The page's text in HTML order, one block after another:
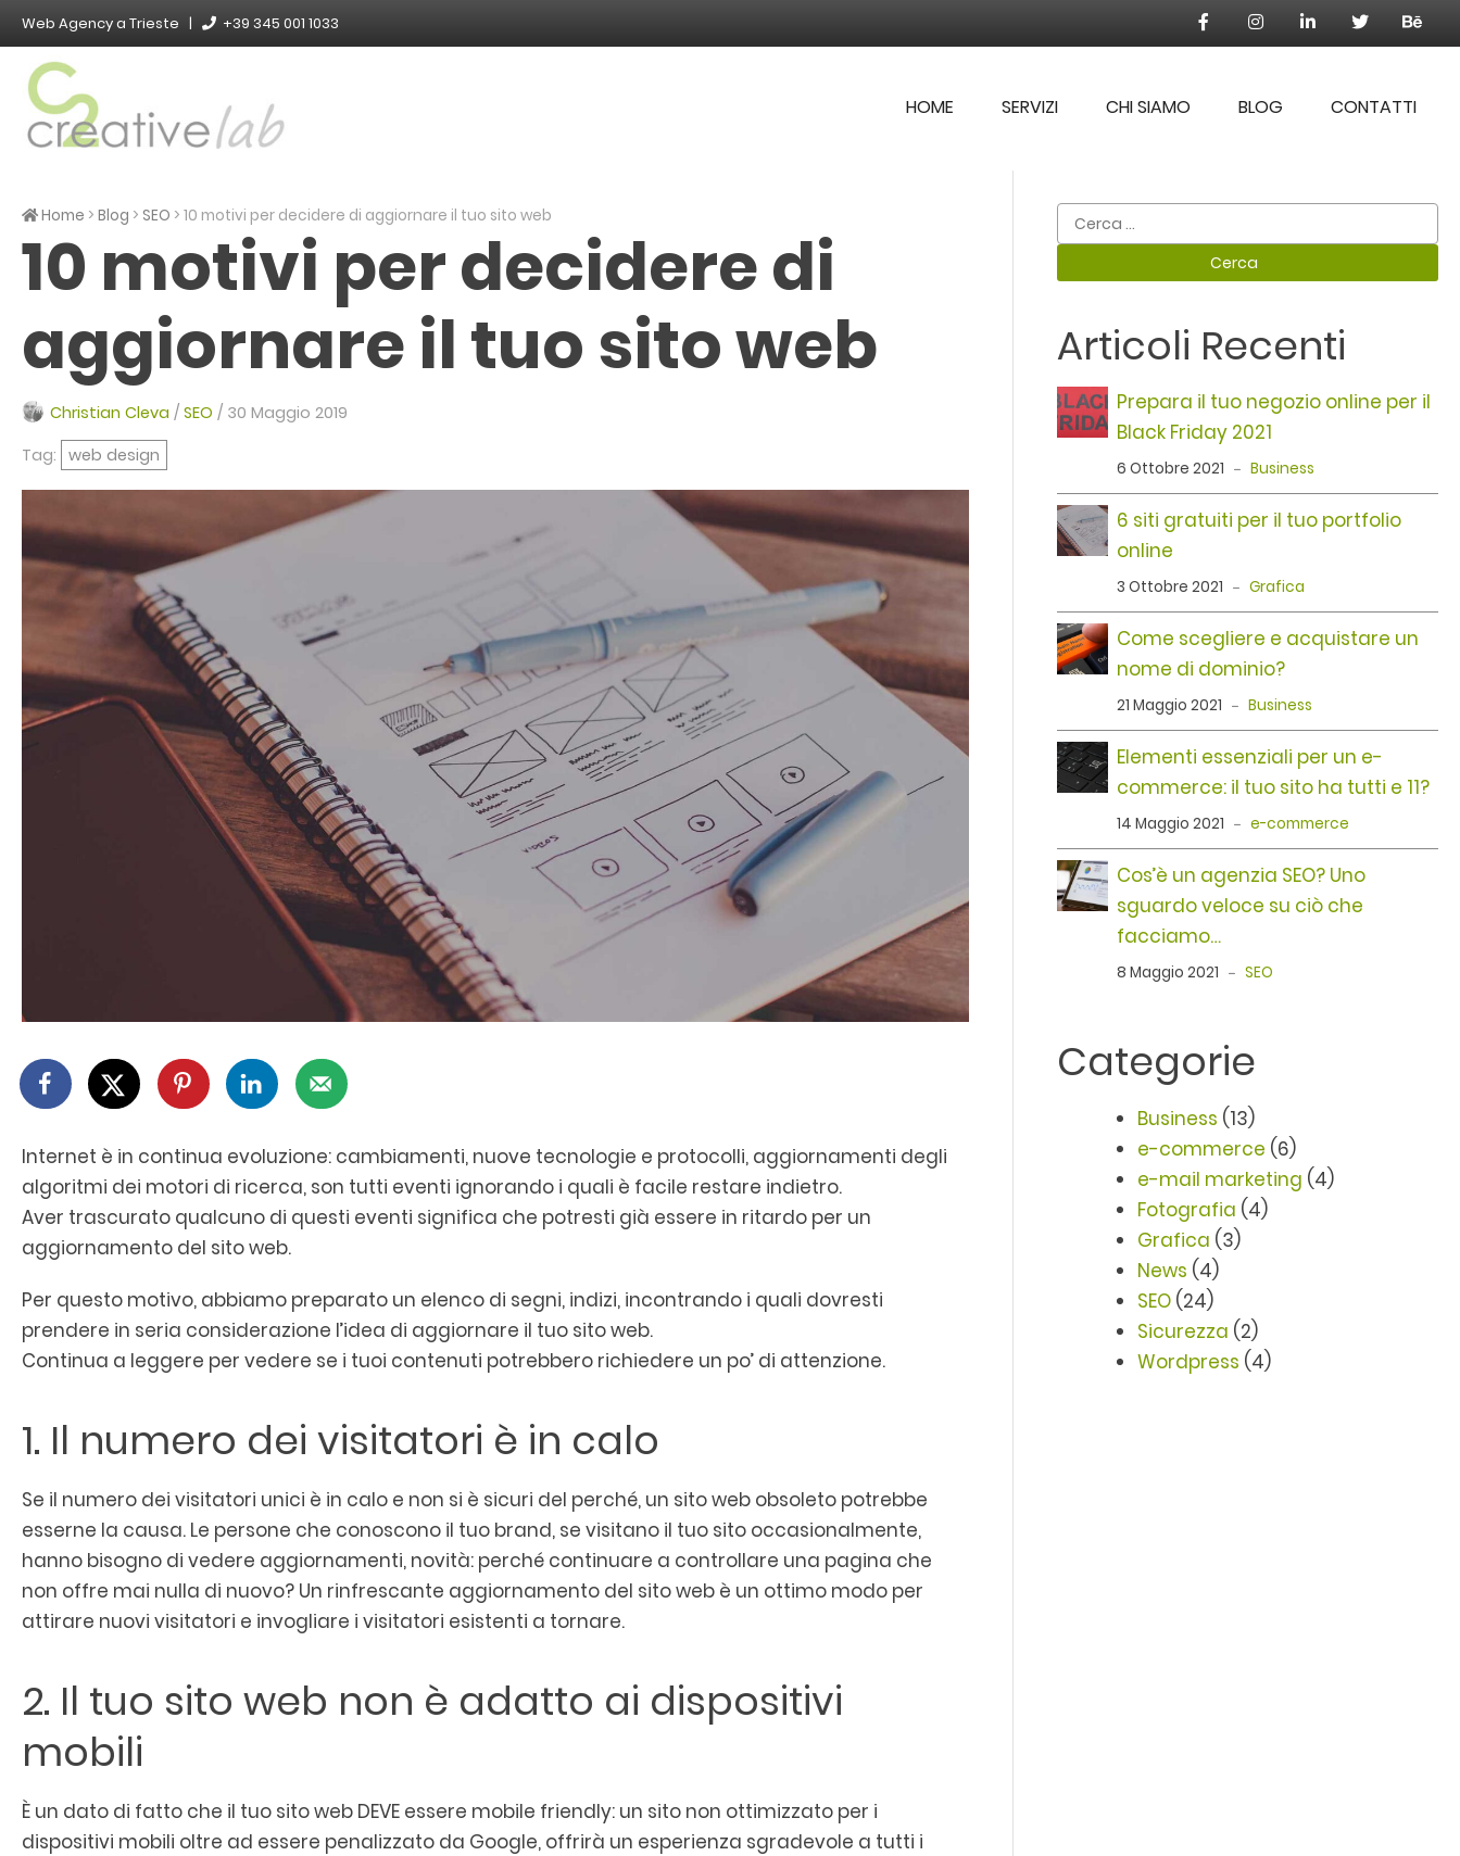
Skip
to
content
Web Agency a Trieste | +39 345 001 1033
C2 Creative Lab
Web Agency di Trieste
HOME SERVIZI CHI SIAMO BLOG CONTATTI
Home > Blog > SEO > 10 motivi per decidere di aggiornare il tuo sito web
10 motivi per decidere di
aggiornare il tuo sito web
Christian Cleva / SEO / 30 Maggio 2019
Tag: web design
Internet è in continua evoluzione: cambiamenti, nuove tecnologie e protocolli, aggiornamenti degli
algoritmi dei motori di ricerca, son tutti eventi ignorando i quali è facile restare indietro.
Aver trascurato qualcuno di questi eventi significa che potresti già essere in ritardo per un
aggiornamento del sito web.
Per questo motivo, abbiamo preparato un elenco di segni, indizi, incontrando i quali dovresti
prendere in seria considerazione l’idea di aggiornare il tuo sito web.
Continua a leggere per vedere se i tuoi contenuti potrebbero richiedere un po’ di attenzione.
1. Il numero dei visitatori è in calo
Se il numero dei visitatori unici è in calo e non si è sicuri del perché, un sito web obsoleto potrebbe
esserne la causa. Le persone che conoscono il tuo brand, se visitano il tuo sito occasionalmente,
hanno bisogno di vedere aggiornamenti, novità: perché continuare a controllare una pagina che
non offre mai nulla di nuovo? Un rinfrescante aggiornamento del sito web è un ottimo modo per
attirare nuovi visitatori e invogliare i visitatori esistenti a tornare.
2. Il tuo sito web non è adatto ai dispositivi
mobili
È un dato di fatto che il tuo sito web DEVE essere mobile friendly: un sito non ottimizzato per i
dispositivi mobili oltre ad essere penalizzato da Google, offrirà un esperienza sgradevole a tutti i
Ricerca
per:
Articoli Recenti
Prepara il tuo negozio online per il
Black Friday 2021
6 Ottobre 2021 Business
6 siti gratuiti per il tuo portfolio
online
3 Ottobre 2021 Grafica
Come scegliere e acquistare un
nome di dominio?
21 Maggio 2021 Business
Elementi essenziali per un e-
commerce: il tuo sito ha tutti e 11?
14 Maggio 2021 e-commerce
Cos’è un agenzia SEO? Uno
sguardo veloce su ciò che
facciamo…
8 Maggio 2021 SEO
Categorie
Business (13)
e-commerce (6)
e-mail marketing (4)
Fotografia (4)
Grafica (3)
News (4)
SEO(24)
Sicurezza (2)
Wordpress (4)